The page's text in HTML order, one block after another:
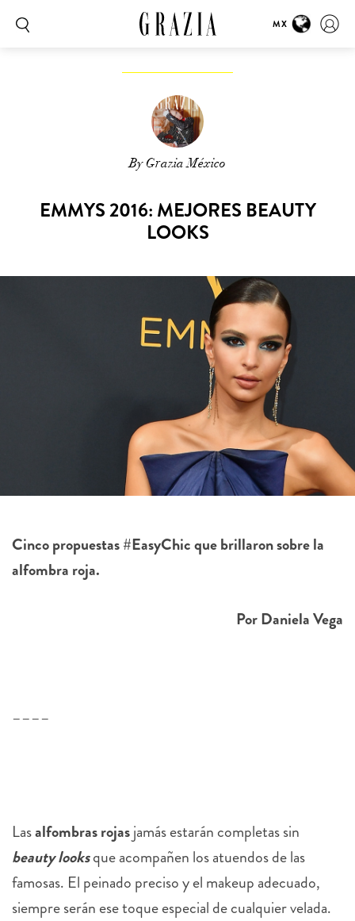
MX
By Grazia México
EMMYS 2016: MEJORES BEAUTY
LOOKS
Cinco propuestas #EasyChic que brillaron sobre la
alfombra roja.
Por Daniela Vega
––––
Lasalfombras rojasjamás estarán completas sin
beauty looksque acompañen los atuendos de las
famosas. El peinado preciso y el makeup adecuado,
siempre serán ese toque especial de cualquier velada.